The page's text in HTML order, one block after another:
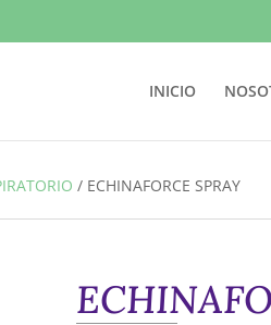
INICIO
/ ECHINAFORCE SPRAY